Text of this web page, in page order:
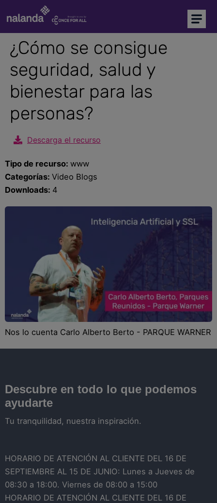
Soy comprador
Inicio
Plataforma CAE
Precalificación de proveedores
MarketplaceNEW
Más soluciones
Soporte
Recursos
Partners
Español
¿Cómo se consigue
seguridad, salud y
bienestar para las
personas?
Nos lo cuenta Carlo Alberto Berto - PARQUE WARNER
Descarga el recurso
Tipo de recurso: www
Categorías: Video Blogs
Downloads: 4
Descubre en todo lo que podemos
ayudarte
Tu tranquilidad, nuestra inspiración.
HORARIO DE ATENCIÓN AL CLIENTE DEL 16 DE
SEPTIEMBRE AL 15 DE JUNIO: Lunes a Jueves de
08:30 a 18:00. Viernes de 08:00 a 15:00
HORARIO DE ATENCIÓN AL CLIENTE DEL 16 DE